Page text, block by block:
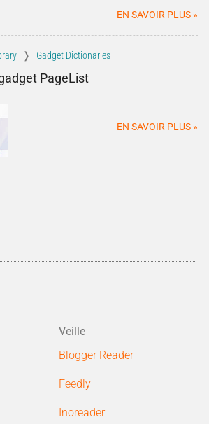
EN SAVOIR PLUS »
Gadget Dictionaries
PageList
EN SAVOIR PLUS »
Veille
Blogger Reader
Feedly
Inoreader